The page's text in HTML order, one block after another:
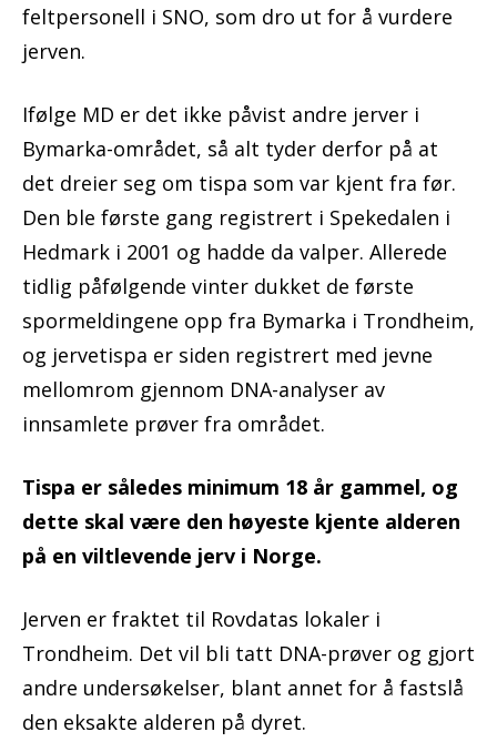
feltpersonell i SNO, som dro ut for å vurdere
jerven.
Ifølge MD er det ikke påvist andre jerver i
Bymarka-området, så alt tyder derfor på at
det dreier seg om tispa som var kjent fra før.
Den ble første gang registrert i Spekedalen i
Hedmark i 2001 og hadde da valper. Allerede
tidlig påfølgende vinter dukket de første
spormeldingene opp fra Bymarka i Trondheim,
og jervetispa er siden registrert med jevne
mellomrom gjennom DNA-analyser av
innsamlete prøver fra området.
Tispa er således minimum 18 år gammel, og
dette skal være den høyeste kjente alderen
på en viltlevende jerv i Norge.
Jerven er fraktet til Rovdatas lokaler i
Trondheim. Det vil bli tatt DNA-prøver og gjort
andre undersøkelser, blant annet for å fastslå
den eksakte alderen på dyret.